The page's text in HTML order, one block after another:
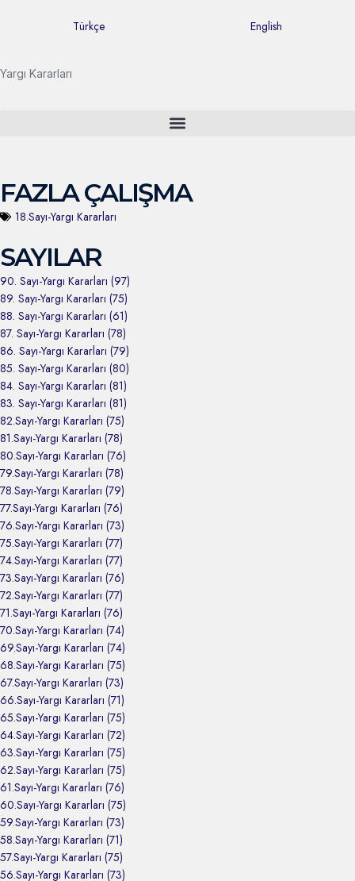
Türkçe English
Yargı Kararları
FAZLA ÇALIŞMA
18.Sayı-Yargı Kararları
SAYILAR
90. Sayı-Yargı Kararları (97)
89. Sayı-Yargı Kararları (75)
88. Sayı-Yargı Kararları (61)
87. Sayı-Yargı Kararları (78)
86. Sayı-Yargı Kararları (79)
85. Sayı-Yargı Kararları (80)
84. Sayı-Yargı Kararları (81)
83. Sayı-Yargı Kararları (81)
82.Sayı-Yargı Kararları (75)
81.Sayı-Yargı Kararları (78)
80.Sayı-Yargı Kararları (76)
79.Sayı-Yargı Kararları (78)
78.Sayı-Yargı Kararları (79)
77.Sayı-Yargı Kararları (76)
76.Sayı-Yargı Kararları (73)
75.Sayı-Yargı Kararları (77)
74.Sayı-Yargı Kararları (77)
73.Sayı-Yargı Kararları (76)
72.Sayı-Yargı Kararları (77)
71.Sayı-Yargı Kararları (76)
70.Sayı-Yargı Kararları (74)
69.Sayı-Yargı Kararları (74)
68.Sayı-Yargı Kararları (75)
67.Sayı-Yargı Kararları (73)
66.Sayı-Yargı Kararları (71)
65.Sayı-Yargı Kararları (75)
64.Sayı-Yargı Kararları (72)
63.Sayı-Yargı Kararları (75)
62.Sayı-Yargı Kararları (75)
61.Sayı-Yargı Kararları (76)
60.Sayı-Yargı Kararları (75)
59.Sayı-Yargı Kararları (73)
58.Sayı-Yargı Kararları (71)
57.Sayı-Yargı Kararları (75)
56.Sayı-Yargı Kararları (73)